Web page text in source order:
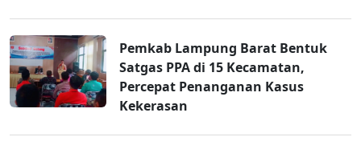
Pemkab Lampung Barat Bentuk
Satgas PPA di 15 Kecamatan,
Percepat Penanganan Kasus
Kekerasan